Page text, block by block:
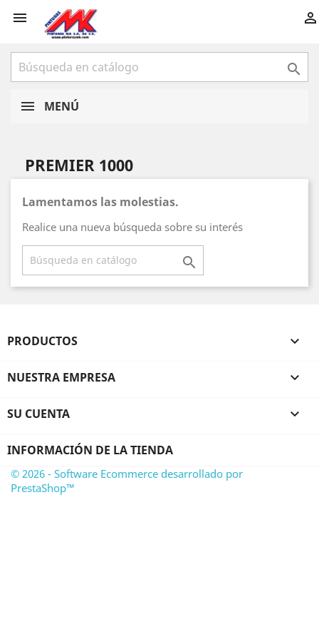
 

MENÚ
PREMIER 1000
Lamentamos las molestias.
Realice una nueva búsqueda sobre su interés

PRODUCTOS 
NUESTRA EMPRESA 
SU CUENTA 
INFORMACIÓN DE LA TIENDA
© 2026 - Software Ecommerce desarrollado por
PrestaShop™